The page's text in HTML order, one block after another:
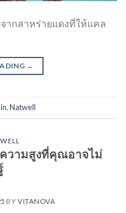
ากสาหร่ายแดงที่ให้แคล
→
,Natwell
ความสูงที่คุณอาจไม่
BY VITANOVA